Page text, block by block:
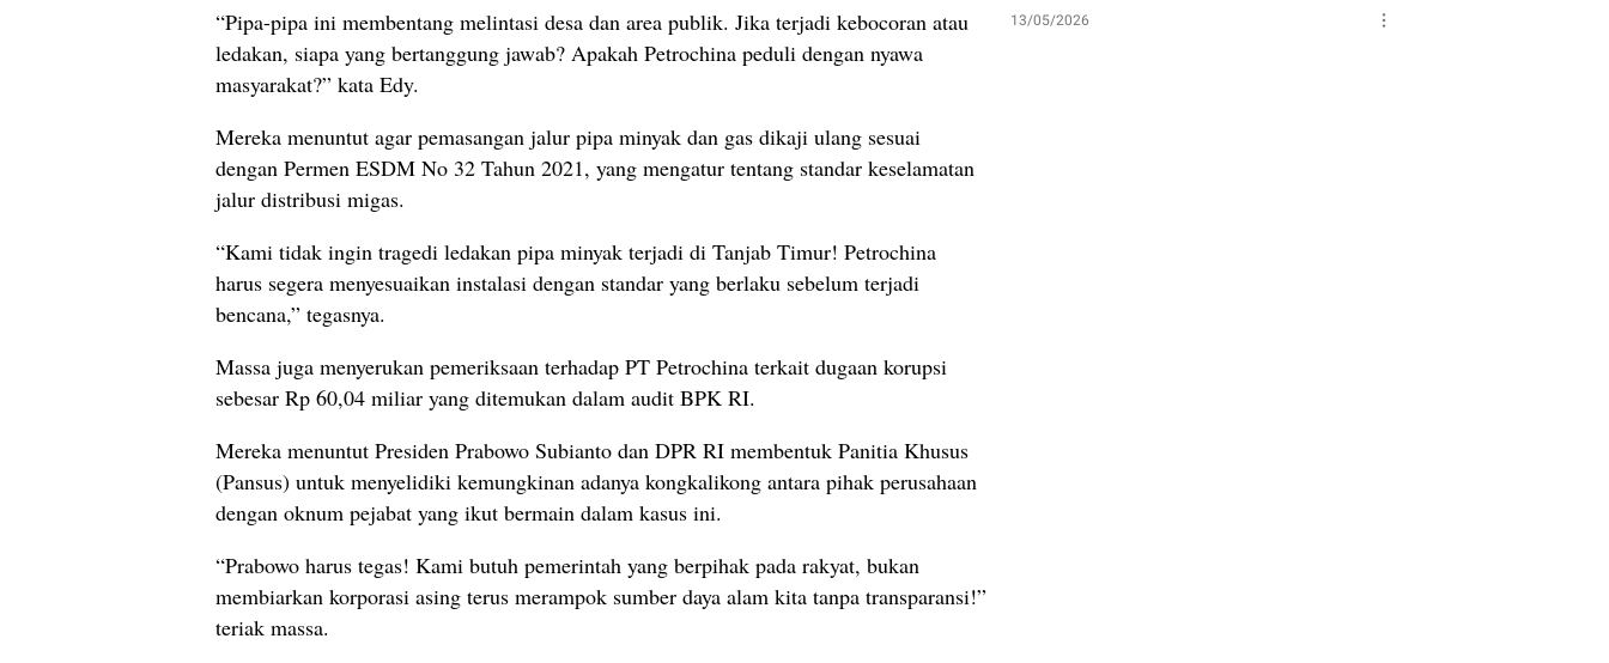
“Pipa-pipa ini membentang melintasi desa dan area publik. Jika terjadi kebocoran atau
ledakan, siapa yang bertanggung jawab? Apakah Petrochina peduli dengan nyawa
masyarakat?” kata Edy.
Mereka menuntut agar pemasangan jalur pipa minyak dan gas dikaji ulang sesuai
dengan Permen ESDM No 32 Tahun 2021, yang mengatur tentang standar keselamatan
jalur distribusi migas.
“Kami tidak ingin tragedi ledakan pipa minyak terjadi di Tanjab Timur! Petrochina
harus segera menyesuaikan instalasi dengan standar yang berlaku sebelum terjadi
bencana,” tegasnya.
Massa juga menyerukan pemeriksaan terhadap PT Petrochina terkait dugaan korupsi
sebesar Rp 60,04 miliar yang ditemukan dalam audit BPK RI.
Mereka menuntut Presiden Prabowo Subianto dan DPR RI membentuk Panitia Khusus
(Pansus) untuk menyelidiki kemungkinan adanya kongkalikong antara pihak perusahaan
dengan oknum pejabat yang ikut bermain dalam kasus ini.
“Prabowo harus tegas! Kami butuh pemerintah yang berpihak pada rakyat, bukan
membiarkan korporasi asing terus merampok sumber daya alam kita tanpa transparansi!”
teriak massa.
13/05/2026